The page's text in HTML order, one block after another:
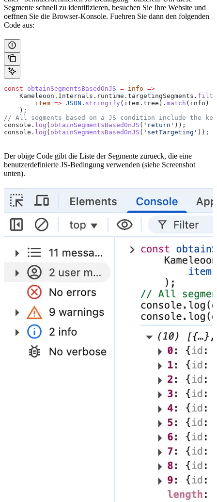
Segmente schnell zu identifizieren, besuchen Sie Ihre Website und
oeffnen Sie die Browser-Konsole. Fuehren Sie dann den folgenden
Code aus:
const obtainSegmentsBasedOnJS = info =>
    Kameleoon
. Internals . runtime . targetingSegments .
        item
=> JSON . stringify ( item . tree ). match ( info )
    );
// All segments based on a JS condition include the
console . log ( obtainSegmentsBasedOnJS ( 'return' ));
console . log ( obtainSegmentsBasedOnJS ( 'setTargeting' ));
Der obige Code gibt die Liste der Segmente zurueck, die eine
benutzerdefinierte JS-Bedingung verwenden (siehe Screenshot
unten).